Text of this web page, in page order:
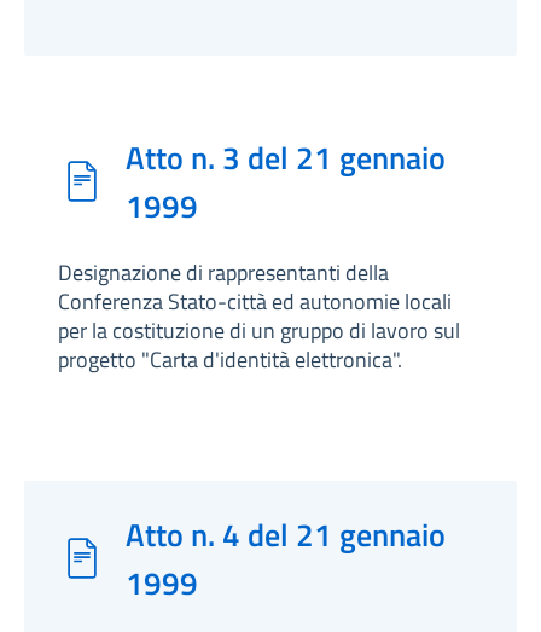
Atto n. 3 del 21 gennaio
1999
Designazione di rappresentanti della
Conferenza Stato-città ed autonomie locali
per la costituzione di un gruppo di lavoro sul
progetto "Carta d'identità elettronica".
Atto n. 4 del 21 gennaio
1999